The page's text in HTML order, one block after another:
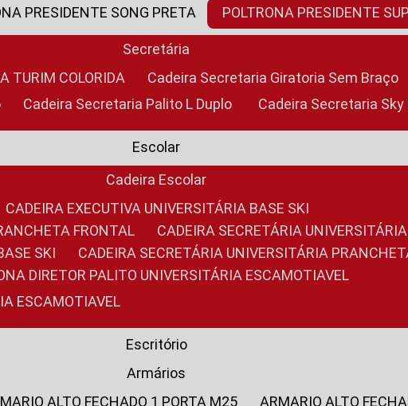
PRESIDENTE SONG PRETA POLTRONA PRESIDENTE
Secretária
TURIM COLORIDA
Cadeira Secretaria Giratoria Sem Braço
Cadeira Secretaria Palito L Duplo Cadeira Secretaria
Escolar
Cadeira Escolar
CADEIRA EXECUTIVA UNIVERSITÁRIA BASE SKI
FRONTAL
CADEIRA SECRETÁRIA UNIVERSITÁRIA
SKI
CADEIRA SECRETÁRIA UNIVERSITÁRIA
DIRETOR PALITO UNIVERSITÁRIA ESCAMOTIAVEL
ESCAMOTIAVEL
Escritório
Armários
ALTO FECHADO 1 PORTA M25
ARMARIO ALTO